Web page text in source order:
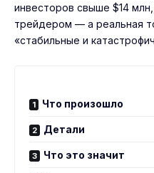
инвесторов свыше $14
трейдером — а реальная
«стабильные и
Что произошло
Детали
Что это значит